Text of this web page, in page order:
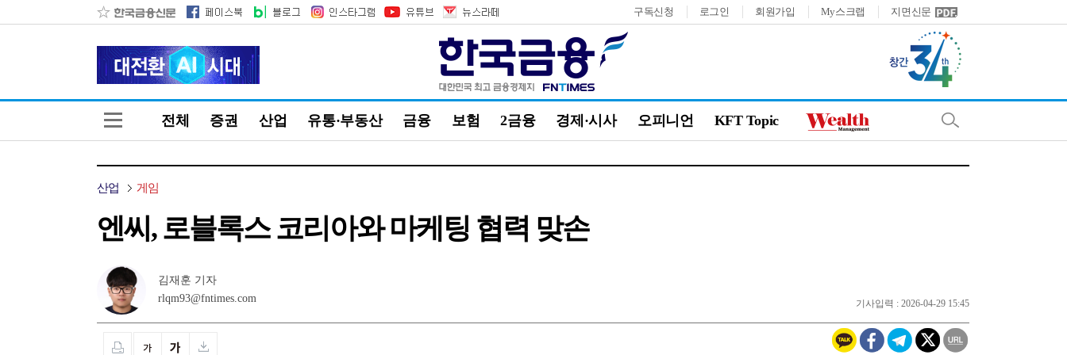
구독신청 로그인 회원가입 My스크랩 지면신문
전체 증권 산업 유통·부동산 금융 보험 2금융 경제·시사 오피니언 KFT Topic
산업 게임
엔씨, 로블록스 코리아와 마케팅 협력 맞손
김재훈 기자
rlqm93@fntimes.com
기사입력 : 2026-04-29 15:45